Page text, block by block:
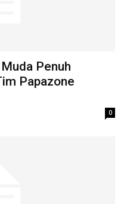
Penuh
Papazone
0